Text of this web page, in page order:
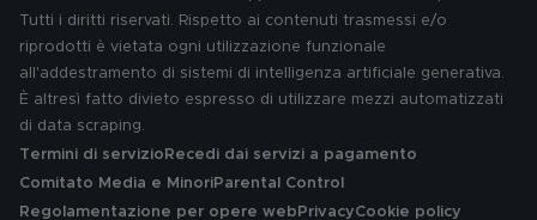
Tutti i diritti riservati. Rispetto ai contenuti trasmessi e/o
riprodotti è vietata ogni utilizzazione funzionale
all'addestramento di sistemi di intelligenza artificiale generativa.
È altresì fatto divieto espresso di utilizzare mezzi automatizzati
di data scraping.
Termini di servizio Recedi dai servizi a pagamento
Comitato Media e MinoriParental Control
Regolamentazione per opere web PrivacyCookie policy